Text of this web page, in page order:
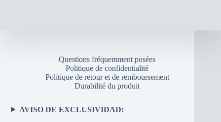
Questions fréquemment posées
Politique de confidentialité
Politique de retour et de remboursement
Durabilité du produit
AVISO DE EXCLUSIVIDAD: